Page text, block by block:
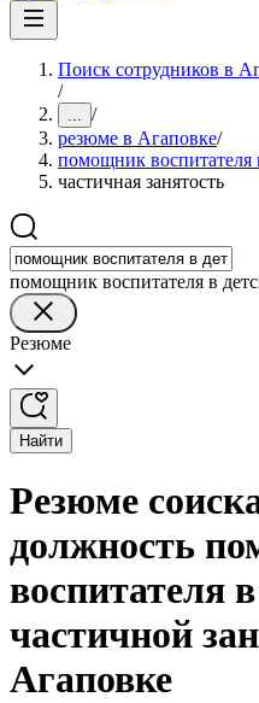
Поиск сотрудников в
/
... /
резюме в Агаповке/
помощник воспитателя
частичная занятость
помощник воспитателя в
Резюме
Найти
Резюме
должность
воспитателя
частичной
Агаповке